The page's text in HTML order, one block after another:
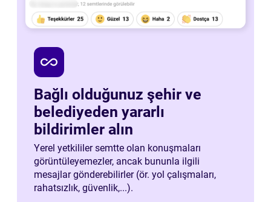
all_inclusive
Bağlı olduğunuz şehir ve
belediyeden yararlı
bildirimler alın
Yerel yetkililer semtte olan konuşmaları
görüntüleyemezler, ancak bununla ilgili
mesajlar gönderebilirler (ör. yol çalışmaları,
rahatsızlık, güvenlik,...).